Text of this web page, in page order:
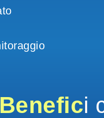
Benefici